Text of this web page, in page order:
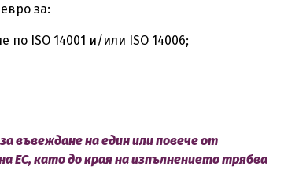
за:
ISO 14001 и/или ISO 14006;
въвеждане на един или повече от
ЕС, като до края на изпълнението трябва